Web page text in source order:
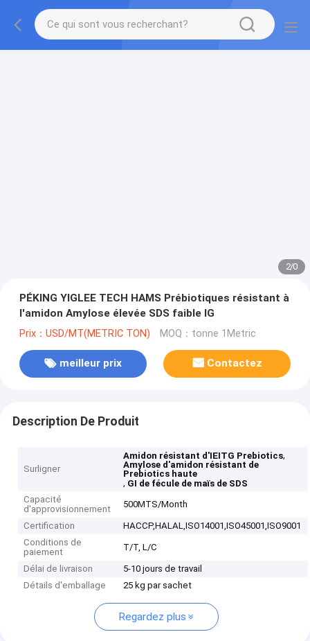
2/0
PÉKING YIGLEE TECH HAMS Prébiotiques résistant à
l'amidon Amylose élevée SDS faible IG
Prix：USD/MT(METRIC TON) MOQ：tonne 1Metric
meilleur prix Contactez
Description De Produit
Surligner
Amidon résistant d'IEITG Prebiotics,
Amylose d'amidon résistant de
Prebiotics haute
, GI de fécule de maïs de SDS
Capacité
d'approvisionnement
500MTS/Month
Certification
HACCP,HALAL,ISO14001,ISO45001,ISO9001
Conditions de
paiement
T/T, L/C
Délai de livraison
5-10 jours de travail
Détails d'emballage
25 kg par sachet
Regardez plus